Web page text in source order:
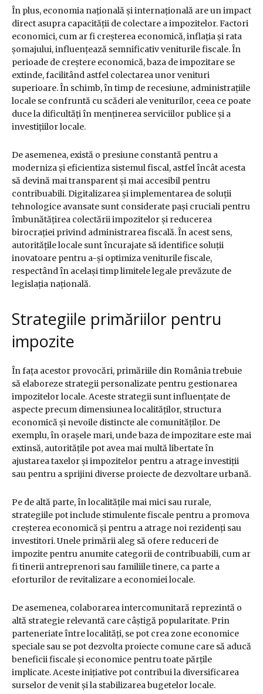
În plus, economia națională și internațională are un impact
direct asupra capacității de colectare a impozitelor. Factori
economici, cum ar fi creșterea economică, inflația și rata
șomajului, influențează semnificativ veniturile fiscale. În
perioade de creștere economică, baza de impozitare se
extinde, facilitând astfel colectarea unor venituri
superioare. În schimb, în timp de recesiune, administrațiile
locale se confruntă cu scăderi ale veniturilor, ceea ce poate
duce la dificultăți în menținerea serviciilor publice și a
investițiilor locale.
De asemenea, există o presiune constantă pentru a
moderniza și eficientiza sistemul fiscal, astfel încât acesta
să devină mai transparent și mai accesibil pentru
contribuabili. Digitalizarea și implementarea de soluții
tehnologice avansate sunt considerate pași cruciali pentru
îmbunătățirea colectării impozitelor și reducerea
birocrației privind administrarea fiscală. În acest sens,
autoritățile locale sunt încurajate să identifice soluții
inovatoare pentru a-și optimiza veniturile fiscale,
respectând în același timp limitele legale prevăzute de
legislația națională.
Strategiile primăriilor pentru
impozite
În fața acestor provocări, primăriile din România trebuie
să elaboreze strategii personalizate pentru gestionarea
impozitelor locale. Aceste strategii sunt influențate de
aspecte precum dimensiunea localităților, structura
economică și nevoile distincte ale comunităților. De
exemplu, în orașele mari, unde baza de impozitare este mai
extinsă, autoritățile pot avea mai multă libertate în
ajustarea taxelor și impozitelor pentru a atrage investiții
sau pentru a sprijini diverse proiecte de dezvoltare urbană.
Pe de altă parte, în localitățile mai mici sau rurale,
strategiile pot include stimulente fiscale pentru a promova
creșterea economică și pentru a atrage noi rezidenți sau
investitori. Unele primării aleg să ofere reduceri de
impozite pentru anumite categorii de contribuabili, cum ar
fi tinerii antreprenori sau familiile tinere, ca parte a
eforturilor de revitalizare a economiei locale.
De asemenea, colaborarea intercomunitară reprezintă o
altă strategie relevantă care câștigă popularitate. Prin
parteneriate între localități, se pot crea zone economice
speciale sau se pot dezvolta proiecte comune care să aducă
beneficii fiscale și economice pentru toate părțile
implicate. Aceste inițiative pot contribui la diversificarea
surselor de venit și la stabilizarea bugetelor locale.